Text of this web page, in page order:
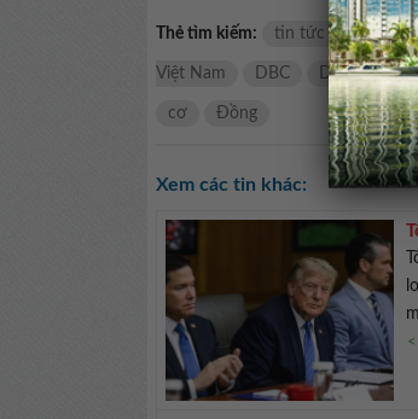
Thẻ tìm kiếm: tin tức doanh
Việt Nam DBC Dabaco
cơ Đồng
Xem các tin khác: